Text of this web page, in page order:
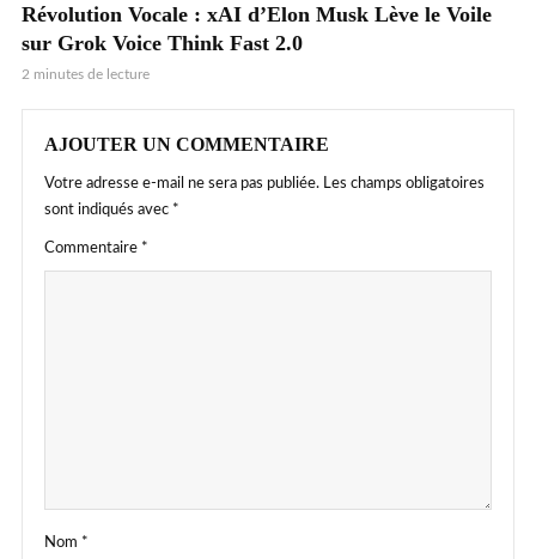
Révolution Vocale : xAI d’Elon Musk Lève le Voile
sur Grok Voice Think Fast 2.0
2 minutes de lecture
AJOUTER UN COMMENTAIRE
Votre adresse e-mail ne sera pas publiée. Les champs obligatoires
sont indiqués avec *
Commentaire *
Nom *